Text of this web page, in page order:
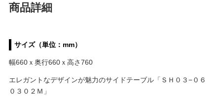
商品詳細
サイズ（単位：mm）
幅660ｘ奥行660ｘ高さ760
エレガントなデザインが魅力のサイドテーブル「ＳＨ０３−０６
０３０２Ｍ」